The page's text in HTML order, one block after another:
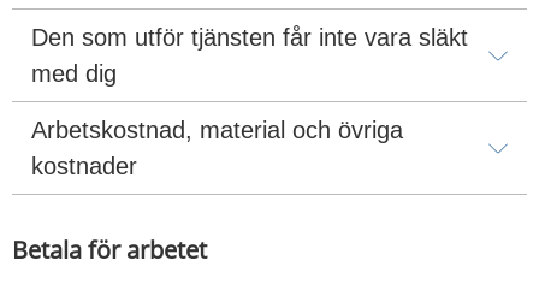
Den som utför tjänsten får inte vara släkt
med dig
Arbetskostnad, material och övriga
kostnader
Betala för arbetet